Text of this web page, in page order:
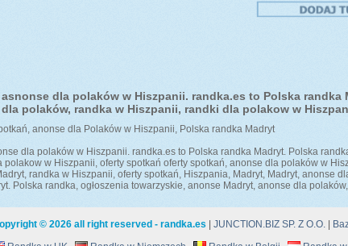
dla polaków w Hiszpanii. randka.es to Polska randka
polaków, randka w Hiszpanii, randki dla polakow w
anonse dla Polaków w Hiszpanii, Polska randka Madryt
dla polaków w Hiszpanii. randka.es to Polska randka Madryt. Polska
polakow w Hiszpanii, oferty spotkań oferty spotkań, anonse dla polaków w
randka w Hiszpanii, oferty spotkań, Hiszpania, Madryt, Madryt, anonse
Polska randka, ogłoszenia towarzyskie, anonse Madryt, anonse dla
© 2026 all right reserved - randka.es JUNCTION.BIZ SP. Z O.O.|